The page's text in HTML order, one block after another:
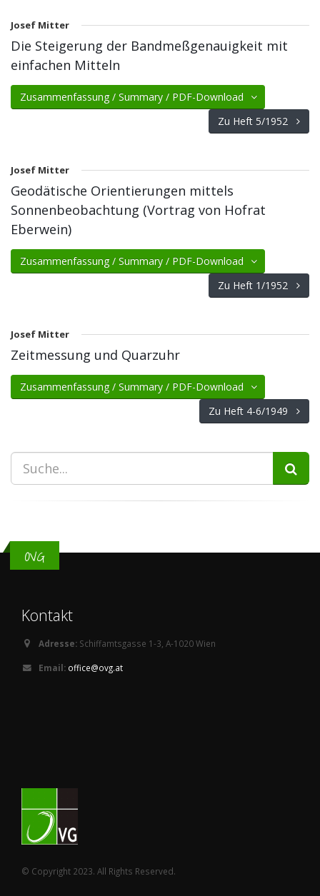
Josef Mitter
Die Steigerung der Bandmeßgenauigkeit mit
einfachen Mitteln
Zusammenfassung / Summary / PDF-Download
Zu Heft 5/1952
Josef Mitter
Geodätische Orientierungen mittels
Sonnenbeobachtung (Vortrag von Hofrat
Eberwein)
Zusammenfassung / Summary / PDF-Download
Zu Heft 1/1952
Josef Mitter
Zeitmessung und Quarzuhr
Zusammenfassung / Summary / PDF-Download
Zu Heft 4-6/1949
OVG
Kontakt
Adresse: Schiffamtsgasse 1-3, A-1020 Wien
Email: office@ovg.at
© Copyright 2023. All Rights Reserved.